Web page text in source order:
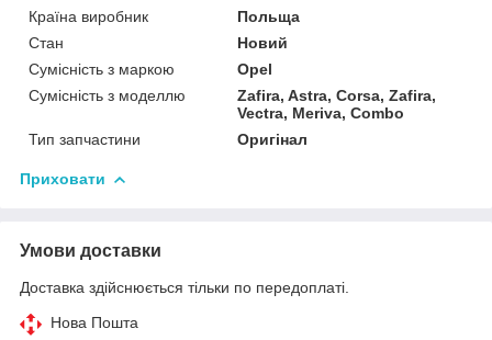
Країна виробник
Польща
Стан
Новий
Сумісність з маркою
Opel
Сумісність з моделлю
Zafira, Astra, Corsa, Zafira,
Vectra, Meriva, Combo
Тип запчастини
Оригінал
Приховати
Умови доставки
Доставка здійснюється тільки по передоплаті.
Нова Пошта